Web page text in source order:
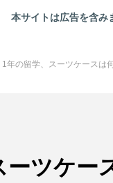
本サイトは広告を含み
1年の留学、スーツケースは何個必要？ サ
ーツケー